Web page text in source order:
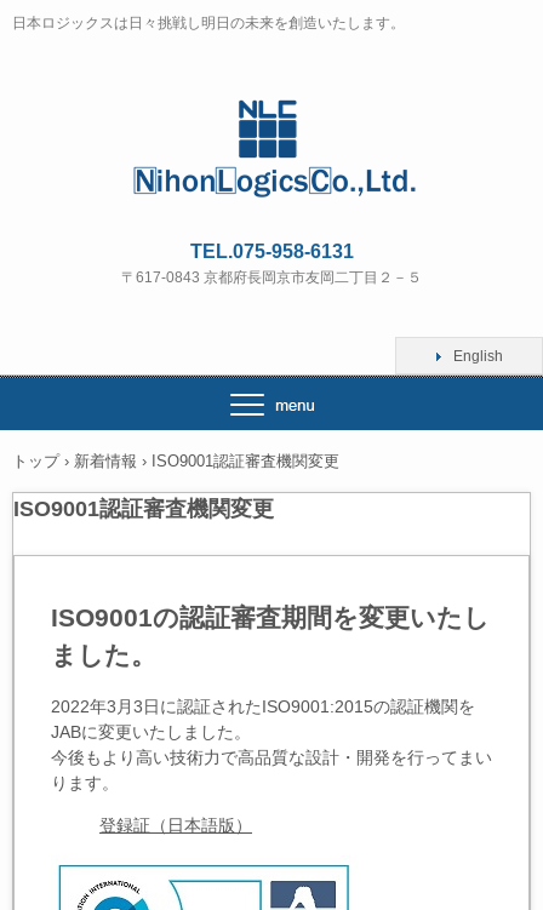
日本ロジックスは日々挑戦し明日の未来を創造いたします。
TEL.075-958-6131
〒617-0843 京都府長岡京市友岡二丁目２－５
English
トップ › 新着情報 › ISO9001認証審査機関変更
ISO9001認証審査機関変更
ISO9001の認証審査期間を変更いたし
ました。
2022年3月3日に認証されたISO9001:2015の認証機関を
JABに変更いたしました。
今後もより高い技術力で高品質な設計・開発を行ってまい
ります。
登録証（日本語版）